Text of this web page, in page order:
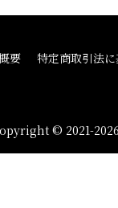
要 特定商取引法
© 2021-